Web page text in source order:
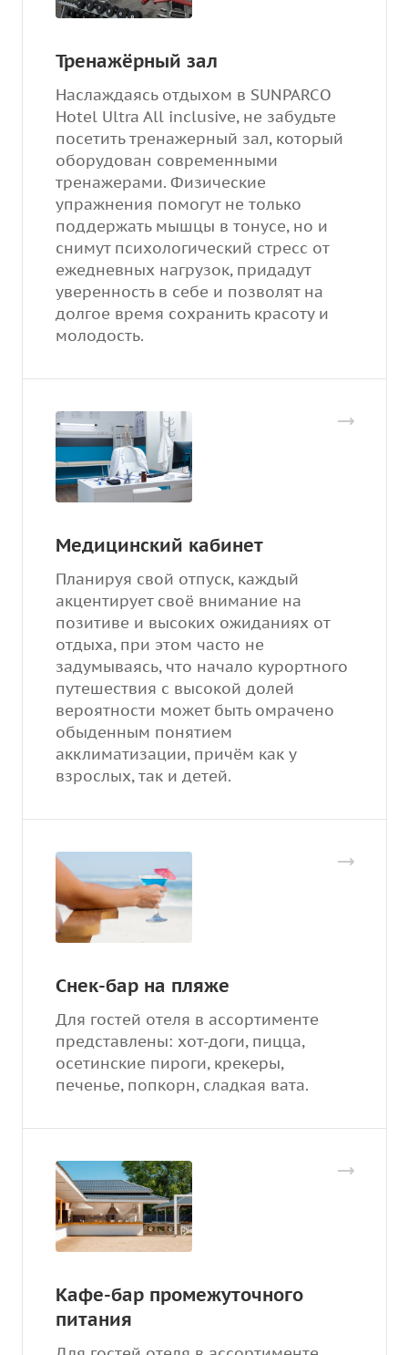
Тренажёрный зал
Наслаждаясь отдыхом в SUNPARCO
Hotel Ultra All inclusive, не забудьте
посетить тренажерный зал, который
оборудован современными
тренажерами. Физические
упражнения помогут не только
поддержать мышцы в тонусе, но и
снимут психологический стресс от
ежедневных нагрузок, придадут
уверенность в себе и позволят на
долгое время сохранить красоту и
молодость.
Медицинский кабинет
Планируя свой отпуск, каждый
акцентирует своё внимание на
позитиве и высоких ожиданиях от
отдыха, при этом часто не
задумываясь, что начало курортного
путешествия с высокой долей
вероятности может быть омрачено
обыденным понятием
акклиматизации, причём как у
взрослых, так и детей.
Cнек-бар на пляже
Для гостей отеля в ассортименте
представлены: хот-доги, пицца,
осетинские пироги, крекеры,
печенье, попкорн, сладкая вата.
Кафе-бар промежуточного
питания